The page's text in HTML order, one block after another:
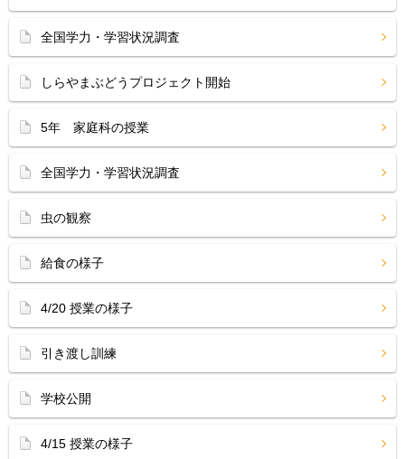
全国学力・学習状況調査
しらやまぶどうプロジェクト開始
5年 家庭科の授業
全国学力・学習状況調査
虫の観察
給食の様子
4/20 授業の様子
引き渡し訓練
学校公開
4/15 授業の様子